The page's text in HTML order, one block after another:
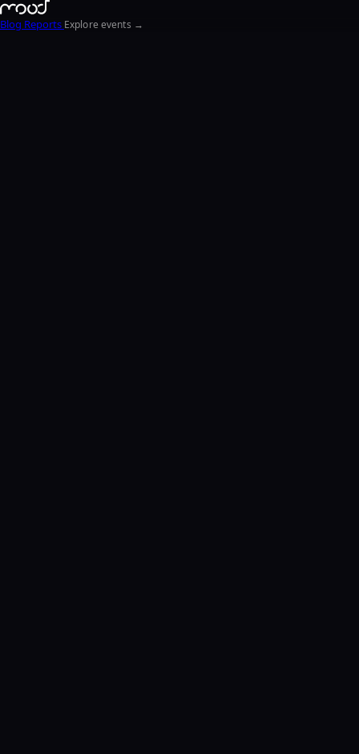
Blog Reports Explore events →